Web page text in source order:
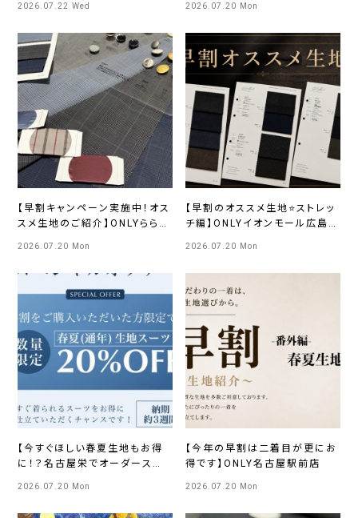
2026.07.22 Wed 2026.07.20 Mon
【早割キャンペーン実施中！オス
スメ生地のご紹介】ONLYららぽ
2026.07.20 Mon
【早割のオススメ生地⭐ストレッ
チ編】ONLYイオンモール広島府
2026.07.20 Mon
【今すぐほしい春夏生地もお得
に！？名古屋栄でオーダースー
2026.07.20 Mon
【今年の早割は二着目が更にお
得です】ONLY名古屋駅前店
2026.07.20 Mon